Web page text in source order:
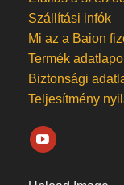
Szállítási infók
Mi az a Baion
Termék
Biztonsági
Teljesítmény